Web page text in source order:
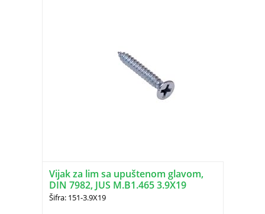
Vijak za lim sa upuštenom glavom,
DIN 7982, JUS M.B1.465 3.9X19
Šifra: 151-3.9X19